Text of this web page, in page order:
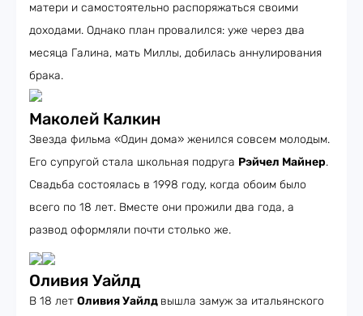
матери и самостоятельно распоряжаться своими
доходами. Однако план провалился: уже через два
месяца Галина, мать Миллы, добилась аннулирования
брака.
Маколей Калкин
Звезда фильма «Один дома» женился совсем молодым.
Его супругой стала школьная подруга Рэйчел Майнер.
Свадьба состоялась в 1998 году, когда обоим было
всего по 18 лет. Вместе они прожили два года, а
развод оформляли почти столько же.
Оливия Уайлд
В 18 лет Оливия Уайлд вышла замуж за итальянского